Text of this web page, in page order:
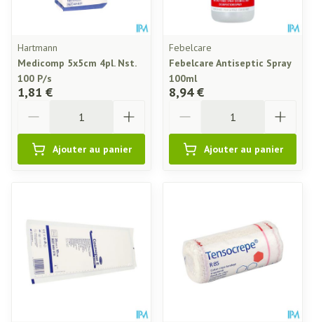
Hartmann
Medicomp 5x5cm 4pl. Nst.
100 P/s
1,81 €
Ajouter au panier
Febelcare
Febelcare Antiseptic Spray
100ml
8,94 €
Ajouter au panier